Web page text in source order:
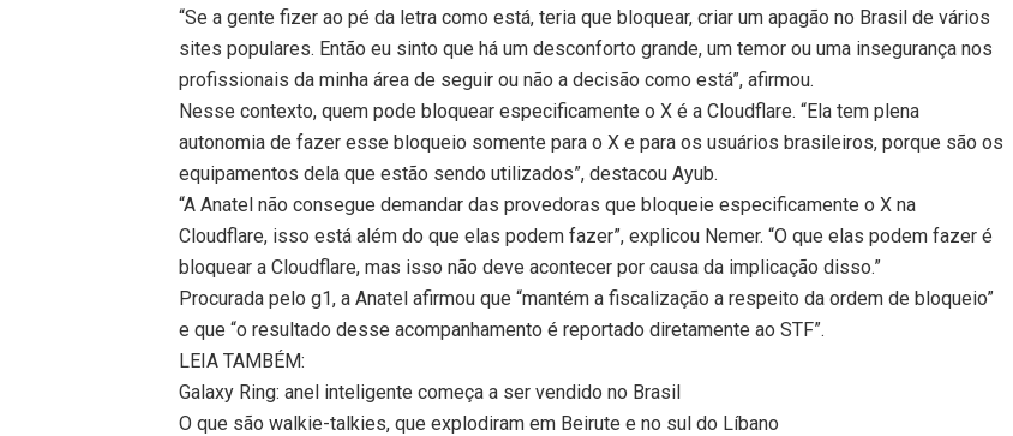
“Se a gente fizer ao pé da letra como está, teria que bloquear, criar um apagão no Brasil de vários
sites populares. Então eu sinto que há um desconforto grande, um temor ou uma insegurança nos
profissionais da minha área de seguir ou não a decisão como está”, afirmou.
Nesse contexto, quem pode bloquear especificamente o X é a Cloudflare. “Ela tem plena
autonomia de fazer esse bloqueio somente para o X e para os usuários brasileiros, porque são os
equipamentos dela que estão sendo utilizados”, destacou Ayub.
“A Anatel não consegue demandar das provedoras que bloqueie especificamente o X na
Cloudflare, isso está além do que elas podem fazer”, explicou Nemer. “O que elas podem fazer é
bloquear a Cloudflare, mas isso não deve acontecer por causa da implicação disso.”
Procurada pelo g1, a Anatel afirmou que “mantém a fiscalização a respeito da ordem de bloqueio”
e que “o resultado desse acompanhamento é reportado diretamente ao STF”.
LEIA TAMBÉM:
Galaxy Ring: anel inteligente começa a ser vendido no Brasil
O que são walkie-talkies, que explodiram em Beirute e no sul do Líbano